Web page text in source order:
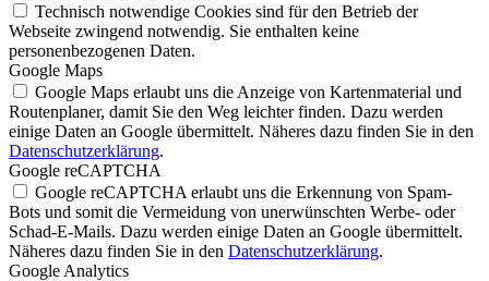
Technisch notwendige Cookies sind für den Betrieb der
Webseite zwingend notwendig. Sie enthalten keine
personenbezogenen Daten.
Google Maps
Google Maps erlaubt uns die Anzeige von Kartenmaterial und
Routenplaner, damit Sie den Weg leichter finden. Dazu werden
einige Daten an Google übermittelt. Näheres dazu finden Sie in den
Datenschutzerklärung.
Google reCAPTCHA
Google reCAPTCHA erlaubt uns die Erkennung von Spam-
Bots und somit die Vermeidung von unerwünschten Werbe- oder
Schad-E-Mails. Dazu werden einige Daten an Google übermittelt.
Näheres dazu finden Sie in den Datenschutzerklärung.
Google Analytics